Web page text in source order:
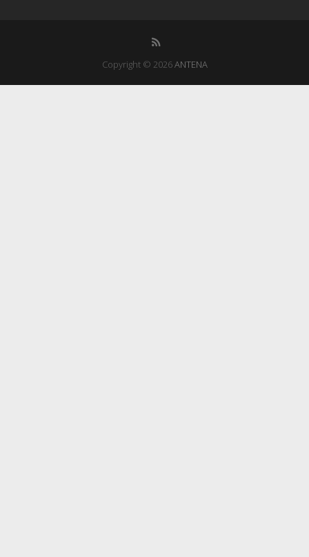
Copyright © 2026ANTENA